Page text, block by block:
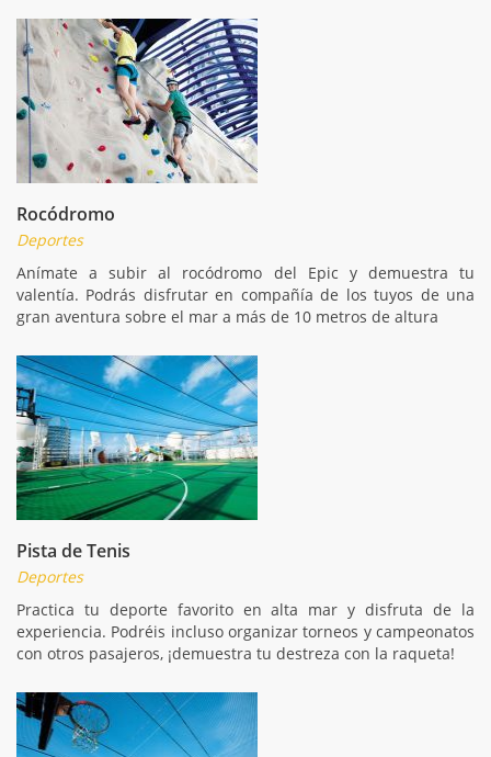
Rocódromo
Deportes
Anímate a subir al rocódromo del Epic y demuestra tu
valentía. Podrás disfrutar en compañía de los tuyos de una
gran aventura sobre el mar a más de 10 metros de altura
Pista de Tenis
Deportes
Practica tu deporte favorito en alta mar y disfruta de la
experiencia. Podréis incluso organizar torneos y campeonatos
con otros pasajeros, ¡demuestra tu destreza con la raqueta!